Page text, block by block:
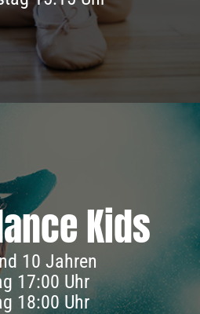
Kids
10 Jahren
17:00 Uhr
18:00 Uhr